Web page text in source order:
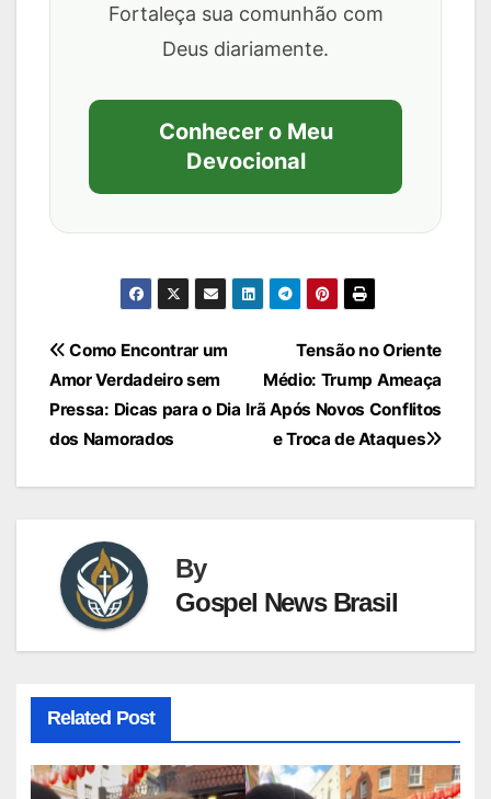
Fortaleça sua comunhão com
Deus diariamente.
Conhecer o Meu
Devocional
Navegação
de
Post
Tensão no Oriente
Médio: Trump Ameaça
Irã Após Novos Conflitos
e Troca de Ataques
Como Encontrar um
Amor Verdadeiro sem
Pressa: Dicas para o Dia
dos Namorados
By
Gospel News Brasil
Related Post